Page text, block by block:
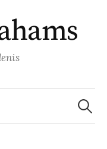
Zoeken
naar: